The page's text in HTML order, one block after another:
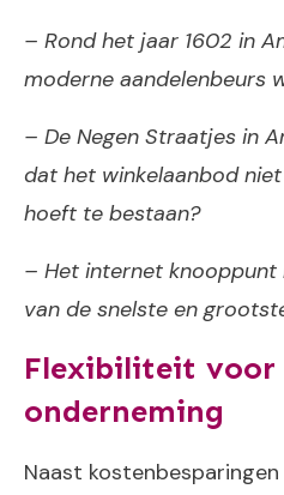
– Rond het jaar 1602 in
moderne aandelenbeurs
– De Negen Straatjes in
dat het winkelaanbod
hoeft te bestaan?
– Het internet
van de snelste en
Flexibiliteit voor
onderneming
Naast